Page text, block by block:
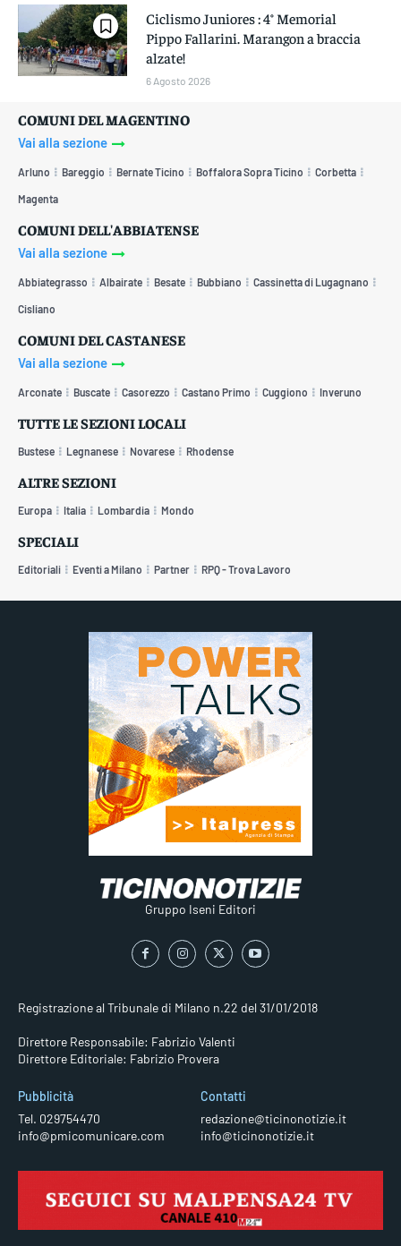
Ciclismo Juniores : 4° Memorial
Pippo Fallarini. Marangon a braccia
alzate!
6 Agosto 2026
COMUNI DEL MAGENTINO
Vai alla sezione
Arluno Bareggio Bernate Ticino Boffalora Sopra Ticino Corbetta
Magenta
COMUNI DELL'ABBIATENSE
Vai alla sezione
Abbiategrasso Albairate Besate Bubbiano Cassinetta di Lugagnano
Cisliano
COMUNI DEL CASTANESE
Vai alla sezione
Arconate Buscate Casorezzo Castano Primo Cuggiono Inveruno
TUTTE LE SEZIONI LOCALI
Bustese Legnanese Novarese Rhodense
ALTRE SEZIONI
Europa Italia Lombardia Mondo
SPECIALI
Editoriali Eventi a Milano Partner RPQ - Trova Lavoro
Gruppo Iseni Editori
Registrazione al Tribunale di Milano n.22 del 31/01/2018
Direttore Responsabile: Fabrizio Valenti
Direttore Editoriale: Fabrizio Provera
Pubblicità
Tel. 029754470
info@pmicomunicare.com
Contatti
redazione@ticinonotizie.it
info@ticinonotizie.it